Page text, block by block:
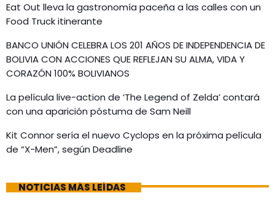
Eat Out lleva la gastronomía paceña a las calles con un
Food Truck itinerante
BANCO UNIÓN CELEBRA LOS 201 AÑOS DE INDEPENDENCIA DE
BOLIVIA CON ACCIONES QUE REFLEJAN SU ALMA, VIDA Y
CORAZÓN 100% BOLIVIANOS
La película live-action de ‘The Legend of Zelda’ contará
con una aparición póstuma de Sam Neill
Kit Connor sería el nuevo Cyclops en la próxima película
de “X-Men”, según Deadline
NOTICIAS MÁS LEÍDAS